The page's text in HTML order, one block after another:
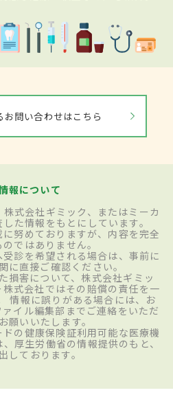
お問い合わせはこちら
報について
式会社ギミック、またはミーカ
た情報をもとにしています。
努めておりますが、内容を完全
ではありません。
診を希望される場合は、事前に
に直接ご確認ください。
損害について、株式会社ギミッ
式会社ではその賠償の責任を一
情報に誤りがある場合には、お
イル編集部までご連絡をいただ
願いいたします。
の健康保険証利用可能な医療機
厚生労働省の情報提供のもと、
しております。